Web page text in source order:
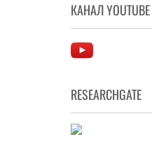
КАНАЛ YOUTUBE
RESEARCHGATE